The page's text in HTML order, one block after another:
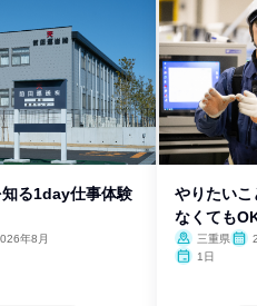
る1day仕事体験
年8月
やりたいこ
なくても
三重県
1日